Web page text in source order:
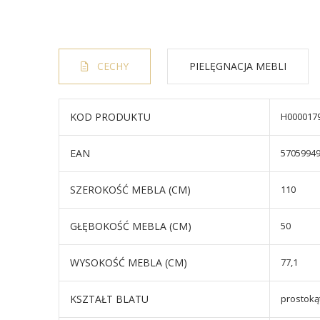
CECHY PIELĘGNACJA MEBLI
KOD PRODUKTU
EAN
SZEROKOŚĆ MEBLA (CM) 110
GŁĘBOKOŚĆ MEBLA (CM) 50
WYSOKOŚĆ MEBLA (CM) 77,1
KSZTAŁT BLATU